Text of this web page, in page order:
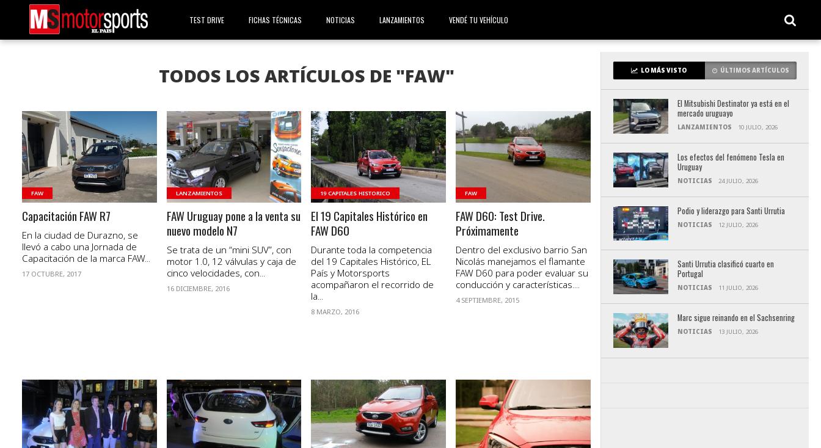
TEST DRIVE FICHAS TÉCNICAS NOTICIAS LANZAMIENTOS VENDÉ TU VEHÍCULO
TODOS LOS ARTÍCULOS DE "FAW"
VER NOTA
FAW
Capacitación FAW R7
En la ciudad de Durazno, se
llevó a cabo una Jornada de
Capacitación de la marca FAW...
17 OCTUBRE, 2017
VER NOTA
LANZAMIENTOS
FAW Uruguay pone a la venta su
nuevo modelo N7
Se trata de un “mini SUV”, con
motor 1.0, 12 válvulas y caja de
cinco velocidades, con...
16 DICIEMBRE, 2016
VER NOTA
19 CAPITALES HISTORICO
El 19 Capitales Histórico en
FAW D60
Durante toda la competencia
del 19 Capitales Histórico, EL
País y Motorsports
acompañaron el recorrido de
la...
8 MARZO, 2016
VER NOTA
FAW
FAW D60: Test Drive.
Próximamente
Dentro del exclusivo barrio San
Nicolás manejamos el flamante
FAW D60 para poder evaluar su
conducción y características....
4 SEPTIEMBRE, 2015
VER NOTA VER NOTA VER NOTA VER NOTA
LO MÁS VISTO ÚLTIMOS ARTÍCULOS
El Mitsubishi Destinator ya está en el
mercado uruguayo
LANZAMIENTOS 10 JULIO, 2026
Los efectos del fenómeno Tesla en
Uruguay
NOTICIAS 24 JULIO, 2026
Podio y liderazgo para Santi Urrutia
NOTICIAS 12 JULIO, 2026
Santi Urrutia clasificó cuarto en
Portugal
NOTICIAS 11 JULIO, 2026
Marc sigue reinando en el Sachsenring
NOTICIAS 13 JULIO, 2026